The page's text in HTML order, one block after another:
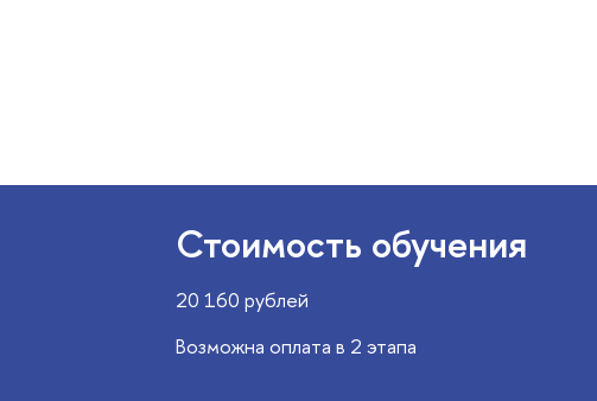
Стоимость обучения
20 160 рублей
Возможна оплата в 2 этапа